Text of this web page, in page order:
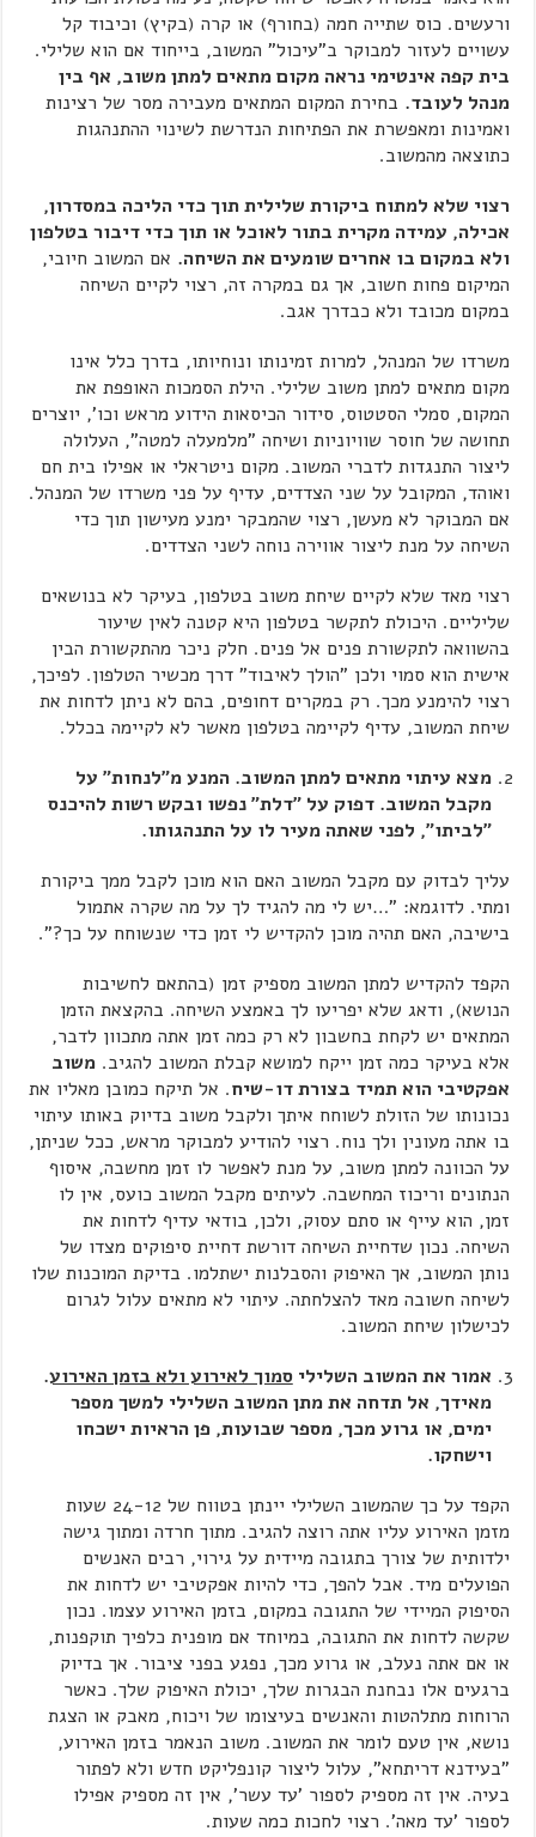
ורעשים. כוס שתייה חמה (בחורף) או קרה (בקיץ) וכיבוד קל
עשויים לעזור למבוקר ב"עיכול" המשוב, בייחוד אם הוא שלילי.
בית קפה אינטימי נראה מקום מתאים למתן משוב, אף בין
מנהל לעובד. בחירת המקום המתאים מעבירה מסר של רצינות
ואמינות ומאפשרת את הפתיחות הנדרשת לשינוי ההתנהגות
כתוצאה מהמשוב.
רצוי שלא למתוח ביקורת שלילית תוך כדי הליכה במסדרון,
אכילה, עמידה מקרית בתור לאוכל או תוך כדי דיבור בטלפון
ולא במקום בו אחרים שומעים את השיחה. אם המשוב חיובי,
המיקום פחות חשוב, אך גם במקרה זה, רצוי לקיים השיחה
במקום מכובד ולא כבדרך אגב.
משרדו של המנהל, למרות זמינותו ונוחיותו, בדרך כלל אינו
מקום מתאים למתן משוב שלילי. הילת הסמכות האופפת את
המקום, סמלי הסטטוס, סידור הכיסאות הידוע מראש וכו', יוצרים
תחושה של חוסר שוויוניות ושיחה "מלמעלה למטה", העלולה
ליצור התנגדות לדברי המשוב. מקום ניטראלי או אפילו בית חם
ואוהד, המקובל על שני הצדדים, עדיף על פני משרדו של המנהל.
אם המבוקר לא מעשן, רצוי שהמבקר ימנע מעישון תוך כדי
השיחה על מנת ליצור אווירה נוחה לשני הצדדים.
רצוי מאד שלא לקיים שיחת משוב בטלפון, בעיקר לא בנושאים
שליליים. היכולת לתקשר בטלפון היא קטנה לאין שיעור
בהשוואה לתקשורת פנים אל פנים. חלק ניכר מהתקשורת הבין
אישית הוא סמוי ולכן "הולך לאיבוד" דרך מכשיר הטלפון. לפיכך,
רצוי להימנע מכך. רק במקרים דחופים, בהם לא ניתן לדחות את
שיחת המשוב, עדיף לקיימה בטלפון מאשר לא לקיימה בכלל.
מצא עיתוי מתאים למתן המשוב. המנע מ"לנחות" על
מקבל המשוב. דפוק על "דלת" נפשו ובקש רשות להיכנס
"לביתו", לפני שאתה מעיר לו על התנהגותו.
עליך לבדוק עם מקבל המשוב האם הוא מוכן לקבל ממך ביקורת
ומתי. לדוגמא: "…יש לי מה להגיד לך על מה שקרה אתמול
בישיבה, האם תהיה מוכן להקדיש לי זמן כדי שנשוחח על כך?".
הקפד להקדיש למתן המשוב מספיק זמן (בהתאם לחשיבות
הנושא), ודאג שלא יפריעו לך באמצע השיחה. בהקצאת הזמן
המתאים יש לקחת בחשבון לא רק כמה זמן אתה מתכוון לדבר,
אלא בעיקר כמה זמן ייקח למושא קבלת המשוב להגיב.משוב
אפקטיבי הוא תמיד בצורת דו-שיח. אל תיקח כמובן מאליו את
נכונותו של הזולת לשוחח איתך ולקבל משוב בדיוק באותו עיתוי
בו אתה מעונין ולך נוח. רצוי להודיע למבוקר מראש, ככל שניתן,
על הכוונה למתן משוב, על מנת לאפשר לו זמן מחשבה, איסוף
הנתונים וריכוז המחשבה. לעיתים מקבל המשוב כועס, אין לו
זמן, הוא עייף או סתם עסוק, ולכן, בודאי עדיף לדחות את
השיחה. נכון שדחיית השיחה דורשת דחיית סיפוקים מצדו של
נותן המשוב, אך האיפוק והסבלנות ישתלמו. בדיקת המוכנות שלו
לשיחה חשובה מאד להצלחתה. עיתוי לא מתאים עלול לגרום
לכישלון שיחת המשוב.
אמור את המשוב השליליסמוך לאירוע ולא בזמן האירוע.
מאידך, אל תדחה את מתן המשוב השלילי למשך מספר
ימים, או גרוע מכך, מספר שבועות, פן הראיות ישכחו
וישחקו.
הקפד על כך שהמשוב השלילי יינתן בטווח של 24-12 שעות
מזמן האירוע עליו אתה רוצה להגיב. מתוך חרדה ומתוך גישה
ילדותית של צורך בתגובה מיידית על גירוי, רבים האנשים
הפועלים מיד. אבל להפך, כדי להיות אפקטיבי יש לדחות את
הסיפוק המיידי של התגובה במקום, בזמן האירוע עצמו. נכון
שקשה לדחות את התגובה, במיוחד אם מופנית כלפיך תוקפנות,
או אם אתה נעלב, או גרוע מכך, נפגע בפני ציבור. אך בדיוק
ברגעים אלו נבחנת הבגרות שלך, יכולת האיפוק שלך. כאשר
הרוחות מתלהטות והאנשים בעיצומו של ויכוח, מאבק או הצגת
נושא, אין טעם לומר את המשוב. משוב הנאמר בזמן האירוע,
"בעידנא דריתחא", עלול ליצור קונפליקט חדש ולא לפתור
בעיה. אין זה מספיק לספור 'עד עשר', אין זה מספיק אפילו
לספור 'עד מאה'. רצוי לחכות כמה שעות.